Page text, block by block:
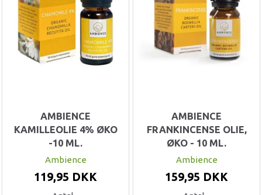
AMBIENCE
KAMILLEOLIE 4% ØKO
-10 ML.
Ambience
119,95 DKK
AMBIENCE
FRANKINCENSE OLIE,
ØKO - 10 ML.
Ambience
159,95 DKK